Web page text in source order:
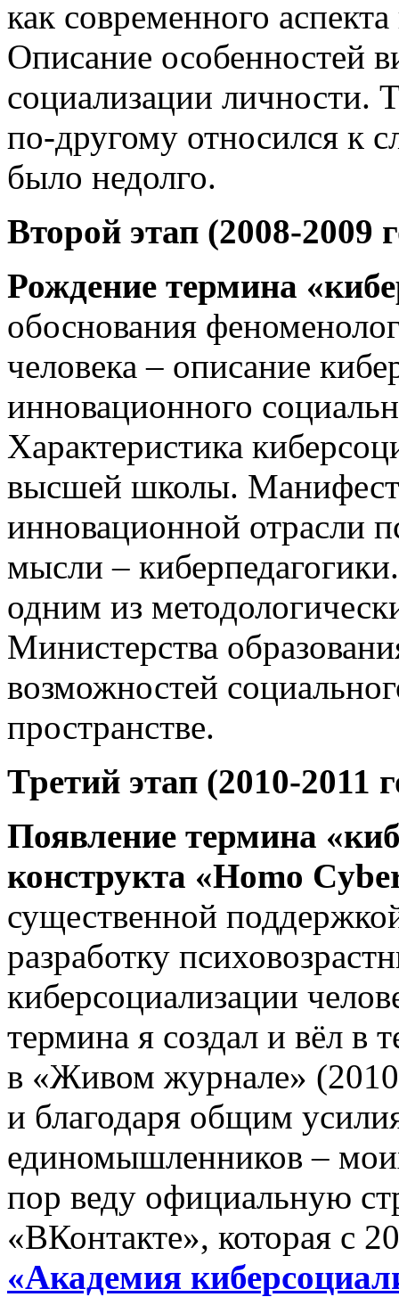
как современного
Описание особенностей
социализации личности.
по-другому относился к
было недолго.
Второй этап (2008-2009
Рождение термина
обоснования
человека – описание
инновационного
Характеристика
высшей школы. Манифест
инновационной отрасли
мысли –
одним из
Министерства
возможностей
пространстве.
Третий этап (2010-2011
Появление термина
конструкта «Homo
существенной
разработку
киберсоциализации
термина я создал и вёл в
в «Живом журнале»
и благодаря общим
единомышленников –
пор веду официальную
«ВКонтакте», которая с
«Академия